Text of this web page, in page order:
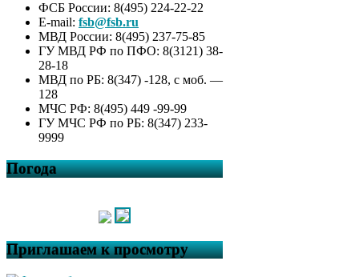
ФСБ России: 8(495) 224-22-22
E-mail: fsb@fsb.ru
МВД России: 8(495) 237-75-85
ГУ МВД РФ по ПФО: 8(3121) 38-
28-18
МВД по РБ: 8(347) -128, с моб. —
128
МЧС РФ: 8(495) 449 -99-99
ГУ МЧС РФ по РБ: 8(347) 233-
9999
Погода
Приглашаем к просмотру